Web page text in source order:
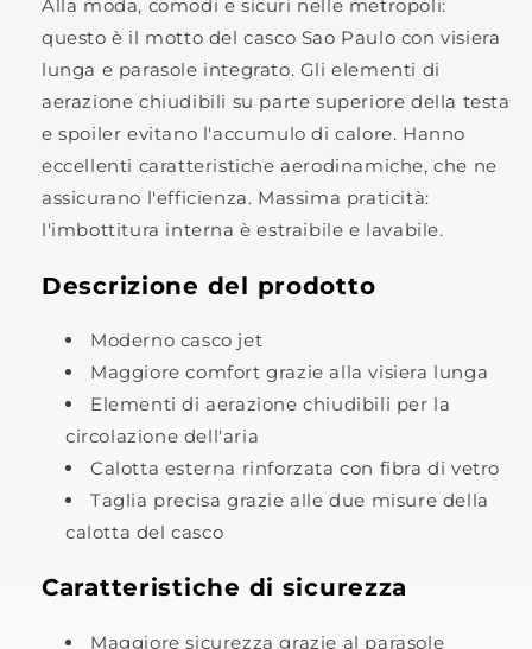
Alla moda, comodi e sicuri nelle metropoli:
questo è il motto del casco Sao Paulo con visiera
lunga e parasole integrato. Gli elementi di
aerazione chiudibili su parte superiore della testa
e spoiler evitano l'accumulo di calore. Hanno
eccellenti caratteristiche aerodinamiche, che ne
assicurano l'efficienza. Massima praticità:
l'imbottitura interna è estraibile e lavabile.
Descrizione del prodotto
Moderno casco jet
Maggiore comfort grazie alla visiera lunga
Elementi di aerazione chiudibili per la
circolazione dell'aria
Calotta esterna rinforzata con fibra di vetro
Taglia precisa grazie alle due misure della
calotta del casco
Caratteristiche di sicurezza
Maggiore sicurezza grazie al parasole